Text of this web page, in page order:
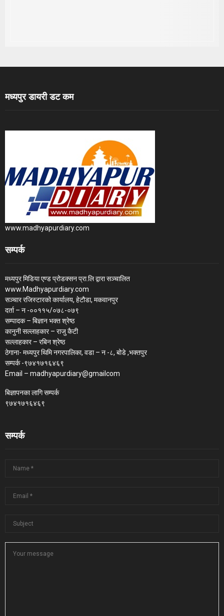
मध्यपुर डायरी डट कम
www.madhyapurdiary.com
सम्पर्क
मध्यपुर मिडिया एण्ड प्रोडक्सन प्रा.लि द्वारा सञ्चालित
www.Madhyapurdiary.com
सञ्चार रजिस्टारको कार्यालय, हेटौडा, मकवानपुर
दर्ता – न -००११५/०७८-०७९
सम्पादक – बिज्ञान भक्त श्रेष्ठ
कानुनी सल्लाहकार – राजु कैटी
सल्लाहकार – रबिन श्रेष्ठ
ठेगाना- मध्यपुर थिमि नगरपालिका, वडा – न -८, बोडे ,भक्तपुर
सम्पर्क -९७४१७१६४६९
Email – madhyapurdiary@gmailcom
बिज्ञापनका लागि सम्पर्क
९७४१७१६४६९
सम्पर्क